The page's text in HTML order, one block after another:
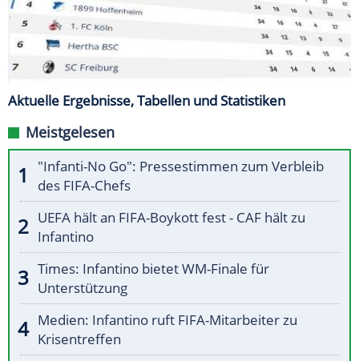
Aktuelle Ergebnisse, Tabellen und Statistiken
Meistgelesen
"Infanti-No Go": Pressestimmen zum Verbleib
des FIFA-Chefs
UEFA hält an FIFA-Boykott fest - CAF hält zu
Infantino
Times: Infantino bietet WM-Finale für
Unterstützung
Medien: Infantino ruft FIFA-Mitarbeiter zu
Krisentreffen